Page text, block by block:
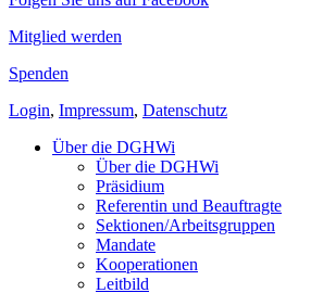
Mitglied werden
Spenden
Login, Impressum, Datenschutz
Über die DGHWi
Über die DGHWi
Präsidium
Referentin und Beauftragte
Sektionen/Arbeitsgruppen
Mandate
Kooperationen
Leitbild